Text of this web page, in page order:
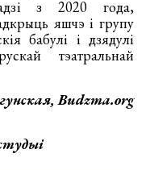
з 2020 года,
яшчэ і групу
бабулі і дзядулі
тэатральнай
Budzma.org